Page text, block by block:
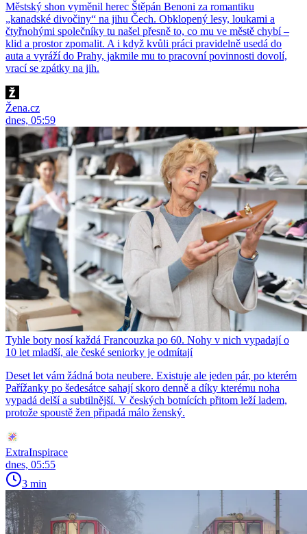
Městský shon vyměnil herec Štěpán Benoni za romantiku
„kanadské divočiny“ na jihu Čech. Obklopený lesy, loukami a
čtyřnohými společníky tu našel přesně to, co mu ve městě chybí –
klid a prostor zpomalit. A i když kvůli práci pravidelně usedá do
auta a vyráží do Prahy, jakmile mu to pracovní povinnosti dovolí,
vrací se zpátky na jih.
Žena.cz
dnes, 05:59
Tyhle boty nosí každá Francouzka po 60. Nohy v nich vypadají o
10 let mladší, ale české seniorky je odmítají
Deset let vám žádná bota neubere. Existuje ale jeden pár, po kterém
Pařížanky po šedesátce sahají skoro denně a díky kterému noha
vypadá delší a subtilnější. V českých botnících přitom leží ladem,
protože spoustě žen připadá málo ženský.
ExtraInspirace
dnes, 05:55
3 min